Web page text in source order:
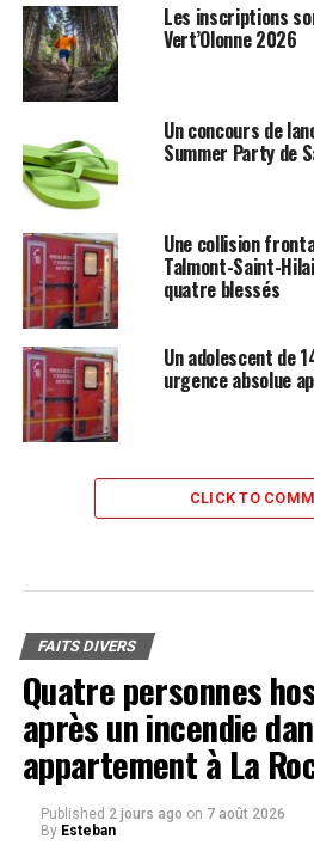
Les inscriptions
Vert’Olonne 2026
Un concours de
Summer Party de
Une collision
Talmont-Saint-
quatre blessés
Un adolescent de
urgence absolue
CLICK TO
FAITS DIVERS
Quatre personnes
après un incendie
appartement à La
Published 2 jours ago on 7 août 2026
By Esteban